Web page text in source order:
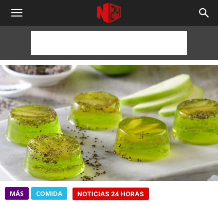
NOTICIAS
HORAS
MÁS COMIDA NOTICIAS 24 HORAS